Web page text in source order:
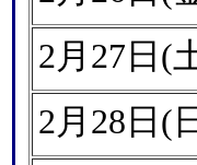
2月27日(
2月28日(